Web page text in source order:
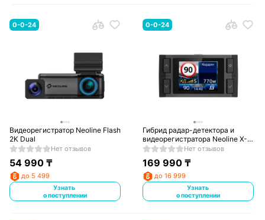
0-0-24
Видеорегистратор Neoline Flash
2K Dual
Нет отзывов
54 990₸
до 5 499
Узнать
о поступлении
0-0-24
Гибрид радар-детектора и
видеорегистратора Neoline X-
COP ShadowНет отзывов
169 990 ₸
до 16 999
Узнать
о поступлении